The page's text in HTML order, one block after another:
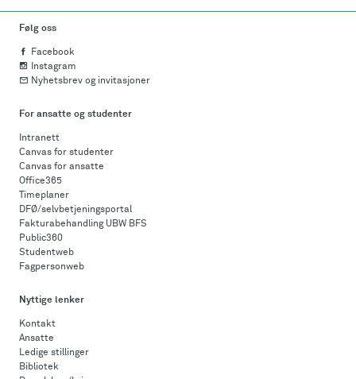
Følg oss
Facebook
Instagram
Nyhetsbrev og invitasjoner
For ansatte og studenter
Intranett
Canvas for studenter
Canvas for ansatte
Office365
Timeplaner
DFØ/selvbetjeningsportal
Fakturabehandling UBW BFS
Public360
Studentweb
Fagpersonweb
Nyttige lenker
Kontakt
Ansatte
Ledige stillinger
Bibliotek